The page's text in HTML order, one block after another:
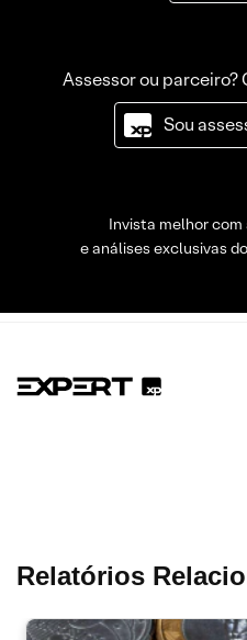
Assessor ou parceiro?
Sou
Invista melhor
e análises exclusivas
Relatórios